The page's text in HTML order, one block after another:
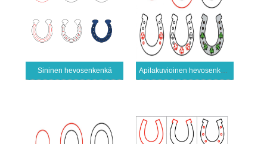
Sininen hevosenkenkä Apilakuvioinen hevosenkenkä